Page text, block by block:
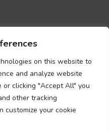
on this website to
and analyze website
clicking "Accept All" you
other tracking
customize your cookie
PRELUCRĂRII DATELOR CU
DATELOR